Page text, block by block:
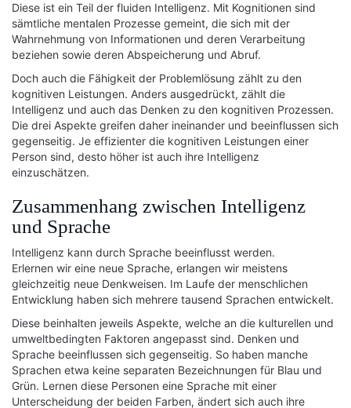
Diese ist ein Teil der fluiden Intelligenz. Mit Kognitionen sind
sämtliche mentalen Prozesse gemeint, die sich mit der
Wahrnehmung von Informationen und deren Verarbeitung
beziehen sowie deren Abspeicherung und Abruf.
Doch auch die Fähigkeit der Problemlösung zählt zu den
kognitiven Leistungen. Anders ausgedrückt, zählt die
Intelligenz und auch das Denken zu den kognitiven Prozessen.
Die drei Aspekte greifen daher ineinander und beeinflussen sich
gegenseitig. Je effizienter die kognitiven Leistungen einer
Person sind, desto höher ist auch ihre Intelligenz
einzuschätzen.
Zusammenhang zwischen Intelligenz
und Sprache
Intelligenz kann durch Sprache beeinflusst werden.
Erlernen wir eine neue Sprache, erlangen wir meistens
gleichzeitig neue Denkweisen. Im Laufe der menschlichen
Entwicklung haben sich mehrere tausend Sprachen entwickelt.
Diese beinhalten jeweils Aspekte, welche an die kulturellen und
umweltbedingten Faktoren angepasst sind. Denken und
Sprache beeinflussen sich gegenseitig. So haben manche
Sprachen etwa keine separaten Bezeichnungen für Blau und
Grün. Lernen diese Personen eine Sprache mit einer
Unterscheidung der beiden Farben, ändert sich auch ihre